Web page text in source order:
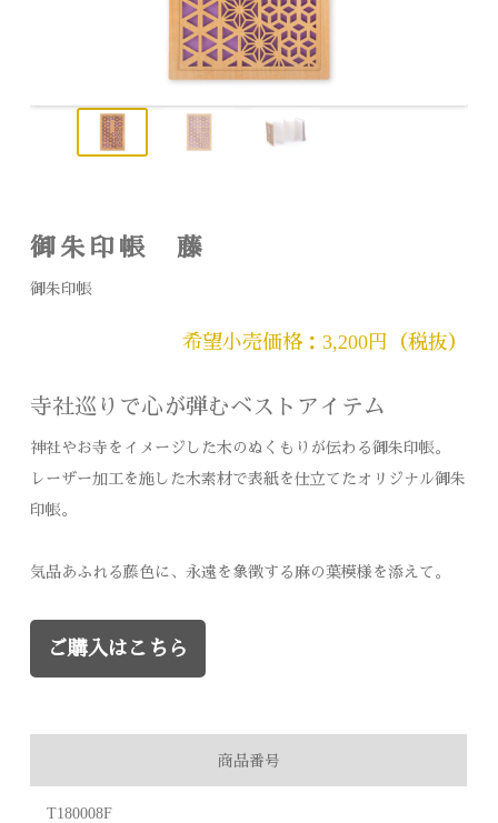
御朱印帳 藤
御朱印帳
希望小売価格：3,200円（税抜）
寺社巡りで心が弾むベストアイテム
神社やお寺をイメージした木のぬくもりが伝わる御朱印帳。
レーザー加工を施した木素材で表紙を仕立てたオリジナル御朱
印帳。
気品あふれる藤色に、永遠を象徴する麻の葉模様を添えて。
ご購入はこちら
商品番号
T180008F